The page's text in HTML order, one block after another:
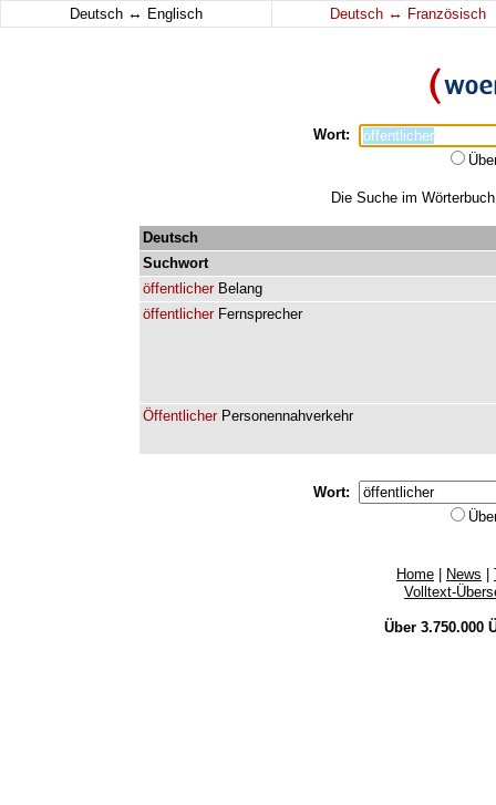
Deutsch ↔ Englisch Deutsch ↔ Französisch
Wort:
Die Suche im
Deutsch
Suchwort
öffentlicher Belang
öffentlicher Fernsprecher
Öffentlicher Personennahverkehr
Wort:
Home News
Volltext-
Über 3.750.000